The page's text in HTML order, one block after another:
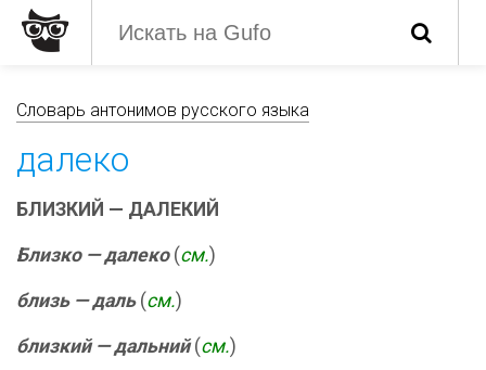
Словарь антонимов русского языка
далеко
БЛИЗКИЙ — ДАЛЕКИЙ
Близко — далеко(см.)
близь — даль(см.)
близкий — дальний(см.)